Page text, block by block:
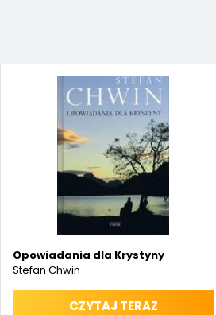
Opowiadania dla Krystyny
Stefan Chwin
CZYTAJ TERAZ